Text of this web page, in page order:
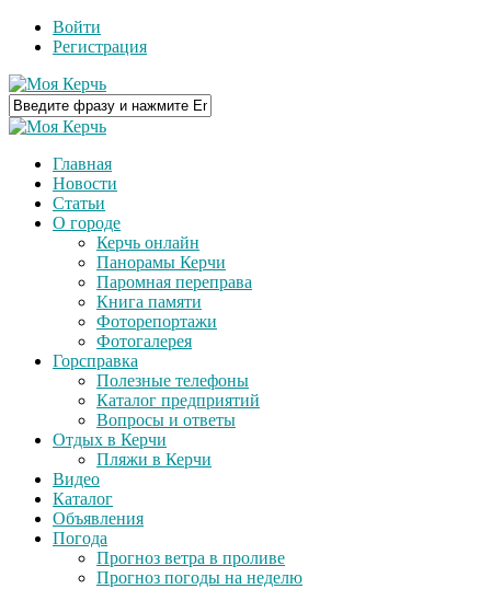
Войти
Регистрация
Главная
Новости
Статьи
О городе
Керчь онлайн
Панорамы Керчи
Паромная переправа
Книга памяти
Фоторепортажи
Фотогалерея
Горсправка
Полезные телефоны
Каталог предприятий
Вопросы и ответы
Отдых в Керчи
Пляжи в Керчи
Видео
Каталог
Объявления
Погода
Прогноз ветра в проливе
Прогноз погоды на неделю